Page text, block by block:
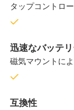
タップコントロ
迅速なバッテ
磁気マウントに
互換性